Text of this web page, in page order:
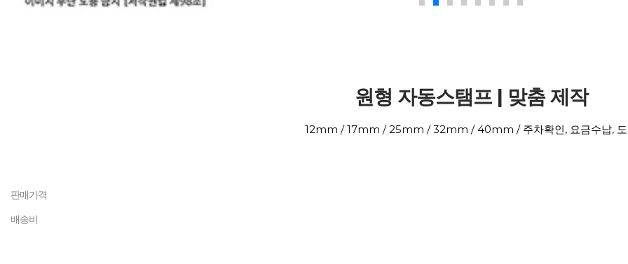
원형 자동스탬프 | 맞춤 제작
12mm / 17mm / 25mm / 32mm / 40mm / 주차확인, 요금수납,
판매가격
배송비